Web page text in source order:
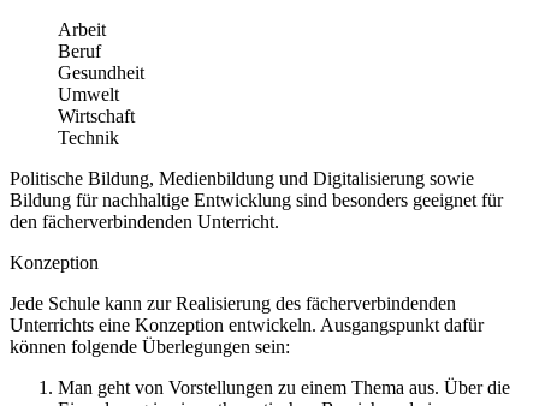
Arbeit
Beruf
Gesundheit
Umwelt
Wirtschaft
Technik
Politische Bildung, Medienbildung und Digitalisierung sowie
Bildung für nachhaltige Entwicklung sind besonders geeignet für
den fächerverbindenden Unterricht.
Konzeption
Jede Schule kann zur Realisierung des fächerverbindenden
Unterrichts eine Konzeption entwickeln. Ausgangspunkt dafür
können folgende Überlegungen sein:
Man geht von Vorstellungen zu einem Thema aus. Über die